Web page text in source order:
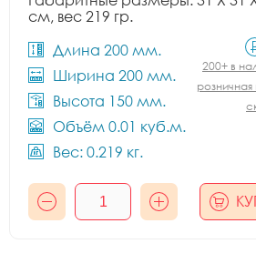
см, вес 219 гр.
Длина 200 мм.
Ширина 200 мм.
Высота 150 мм.
Объём 0.01 куб.м.
Вес: 0.219 кг.
200+ в